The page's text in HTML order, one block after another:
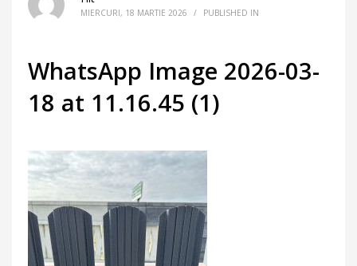
MIERCURI, 18 MARTIE 2026 / PUBLISHED IN
WhatsApp Image 2026-03-
18 at 11.16.45 (1)